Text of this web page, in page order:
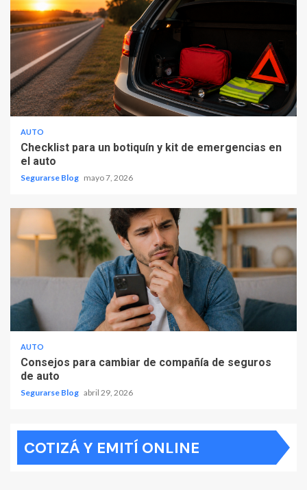
AUTO
Checklist para un botiquín y kit de emergencias en
el auto
Segurarse Blog mayo 7, 2026
AUTO
Consejos para cambiar de compañía de seguros
de auto
Segurarse Blog abril 29, 2026
COTIZÁ Y EMITÍ ONLINE